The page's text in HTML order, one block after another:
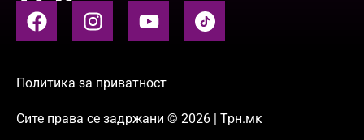
Политика за приватност
Сите права се задржани © 2026 | Трн.мк